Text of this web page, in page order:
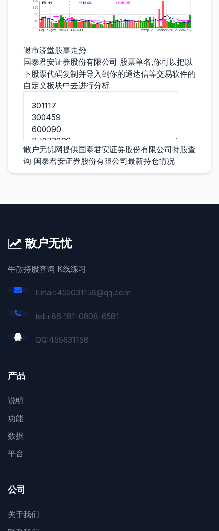
退市济堂股票走势
国泰君安证券股份有限公司 股票单名,你可以把以
下股票代码复制并导入到你的通达信等交易软件的
自定义板块中去进行分析
散户无忧网提供国泰君安证券股份有限公司持股查
询 国泰君安证券股份有限公司最新持仓情况
散户无忧
牛散持股查询 K线练习
Email:455631158@qq.com
tel:+86 181-0808-6581
QQ:455631158
产品
说明
功能
数据
平台
公司
关于我们